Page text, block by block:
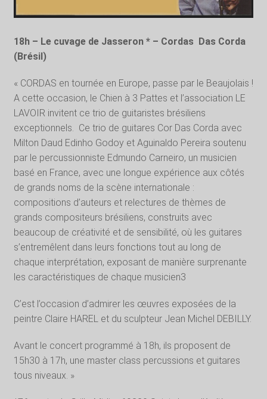
18h – Le cuvage de Jasseron * – Cordas Das Corda
(Brésil)
« CORDAS en tournée en Europe, passe par le Beaujolais !
A cette occasion, le Chien à 3 Pattes et l’association LE
LAVOIR invitent ce trio de guitaristes brésiliens
exceptionnels. Ce trio de guitares Cor Das Corda avec
Milton Daud Edinho Godoy et Aguinaldo Pereira soutenu
par le percussionniste Edmundo Carneiro, un musicien
basé en France, avec une longue expérience aux côtés
de grands noms de la scène internationale :
compositions d’auteurs et relectures de thèmes de
grands compositeurs brésiliens, construits avec
beaucoup de créativité et de sensibilité, où les guitares
s’entremêlent dans leurs fonctions tout au long de
chaque interprétation, exposant de manière surprenante
les caractéristiques de chaque musicien3
C’est l’occasion d’admirer les œuvres exposées de la
peintre Claire HAREL et du sculpteur Jean Michel DEBILLY.
Avant le concert programmé à 18h, ils proposent de
15h30 à 17h, une master class percussions et guitares
tous niveaux. »